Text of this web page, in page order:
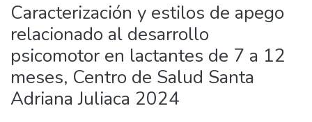
Caracterización y estilos de apego
relacionado al desarrollo
psicomotor en lactantes de 7 a 12
meses, Centro de Salud Santa
Adriana Juliaca 2024